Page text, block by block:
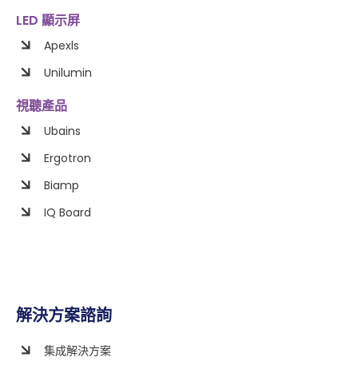
LED 顯示屏
Apexls
Unilumin
視聽產品
Ubains
Ergotron
Biamp
IQ Board
解決方案諮詢
集成解決方案